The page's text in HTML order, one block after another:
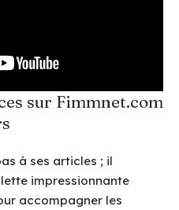
sur Fimmnet.com
à ses articles ; il
impressionnante
accompagner les